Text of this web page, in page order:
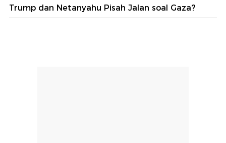
Trump dan Netanyahu Pisah Jalan soal Gaza?